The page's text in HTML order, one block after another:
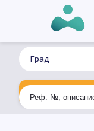
Град
Ексклузивно